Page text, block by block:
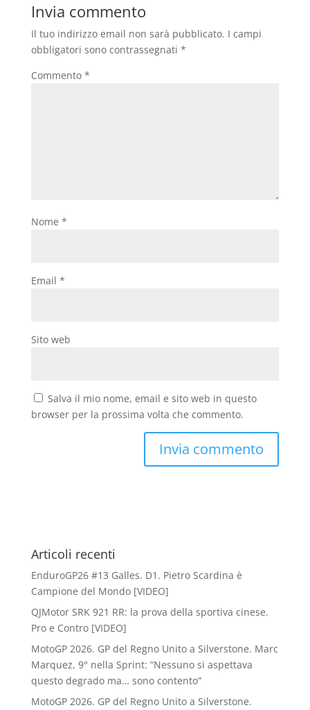
Invia commento
Il tuo indirizzo email non sarà pubblicato. I campi
obbligatori sono contrassegnati *
Commento *
Nome *
Email *
Sito web
Salva il mio nome, email e sito web in questo
browser per la prossima volta che commento.
Articoli recenti
EnduroGP26 #13 Galles. D1. Pietro Scardina è
Campione del Mondo [VIDEO]
QJMotor SRK 921 RR: la prova della sportiva cinese.
Pro e Contro [VIDEO]
MotoGP 2026. GP del Regno Unito a Silverstone. Marc
Marquez, 9° nella Sprint: “Nessuno si aspettava
questo degrado ma… sono contento”
MotoGP 2026. GP del Regno Unito a Silverstone.